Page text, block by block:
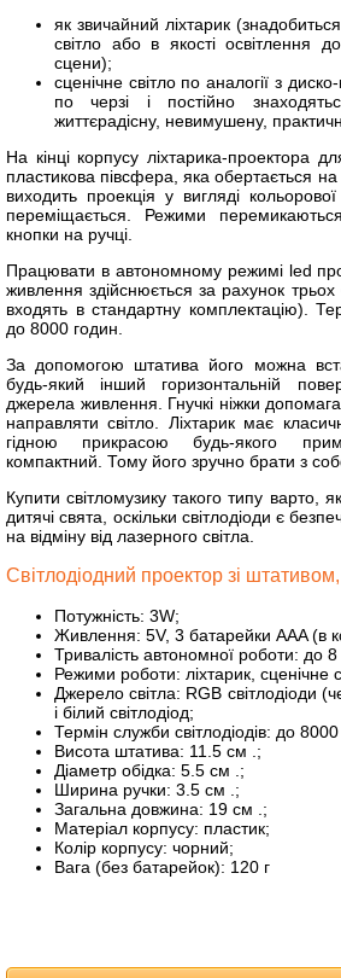
як звичайний ліхтарик
світло або в якості освітлення
сцени);
сценічне світло по аналогії з
по черзі і постійно
життєрадісну, невимушену,
На кінці корпусу ліхтарика-проектора
пластикова півсфера, яка обертається
виходить проекція у вигляді
переміщається. Режими
кнопки на ручці.
Працювати в автономному режимі led
живлення здійснюється за рахунок
входять в стандартну комплектацію).
до 8000 годин.
За допомогою штатива його можна
будь-який інший горизонтальній
джерела живлення. Гнучкі ніжки
направляти світло. Ліхтарик має
гідною прикрасою будь-якого
компактний. Тому його зручно брати з
Купити світломузику такого типу варто,
дитячі свята, оскільки світлодіоди є
на відміну від лазерного світла.
Світлодіодний проектор зі
Потужність: 3W;
Живлення: 5V, 3 батарейки AAA (в
Тривалість автономної роботи: до 8
Режими роботи: ліхтарик, сценічне
Джерело світла: RGB світлодіоди
і білий світлодіод;
Термін служби світлодіодів: до
Висота штатива: 11.5 см .;
Діаметр обідка: 5.5 см .;
Ширина ручки: 3.5 см .;
Загальна довжина: 19 см .;
Матеріал корпусу: пластик;
Колір корпусу: чорний;
Вага (без батарейок): 120 г